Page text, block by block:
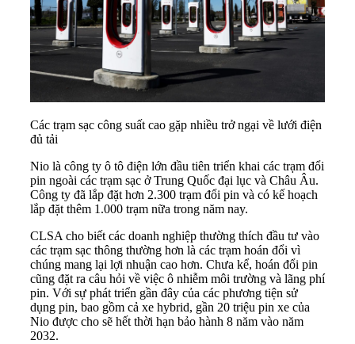
Các trạm sạc công suất cao gặp nhiều trở ngại về lưới điện
đủ tải
Nio là công ty ô tô điện lớn đầu tiên triển khai các trạm đổi
pin ngoài các trạm sạc ở Trung Quốc đại lục và Châu Âu.
Công ty đã lắp đặt hơn 2.300 trạm đổi pin và có kế hoạch
lắp đặt thêm 1.000 trạm nữa trong năm nay.
CLSA cho biết các doanh nghiệp thường thích đầu tư vào
các trạm sạc thông thường hơn là các trạm hoán đổi vì
chúng mang lại lợi nhuận cao hơn. Chưa kể, hoán đổi pin
cũng đặt ra câu hỏi về việc ô nhiễm môi trường và lãng phí
pin. Với sự phát triển gần đây của các phương tiện sử
dụng pin, bao gồm cả xe hybrid, gần 20 triệu pin xe của
Nio được cho sẽ hết thời hạn bảo hành 8 năm vào năm
2032.